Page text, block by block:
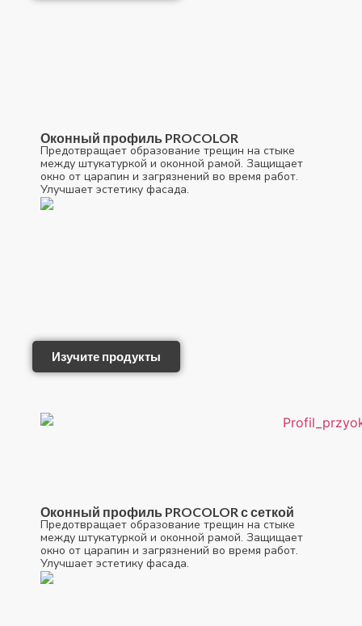
Оконный профиль PROCOLOR
Предотвращает образование трещин на стыке
между штукатуркой и оконной рамой. Защищает
окно от царапин и загрязнений во время работ.
Улучшает эстетику фасада.
Изучите продукты
Оконный профиль PROCOLOR с сеткой
Предотвращает образование трещин на стыке
между штукатуркой и оконной рамой. Защищает
окно от царапин и загрязнений во время работ.
Улучшает эстетику фасада.